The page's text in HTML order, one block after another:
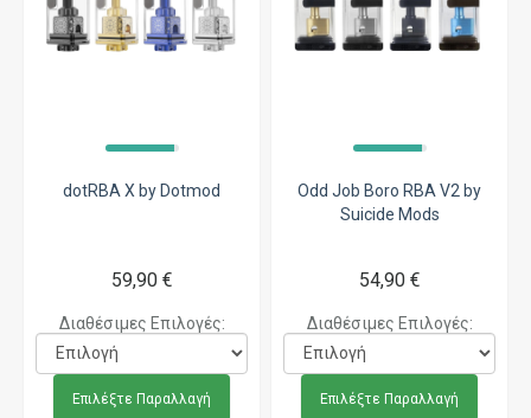
dotRBA X by Dotmod
59,90 €
Διαθέσιμες Επιλογές:
Επιλέξτε Παραλλαγή
Odd Job Boro RBA V2 by
Suicide Mods
54,90 €
Διαθέσιμες Επιλογές:
Επιλέξτε Παραλλαγή